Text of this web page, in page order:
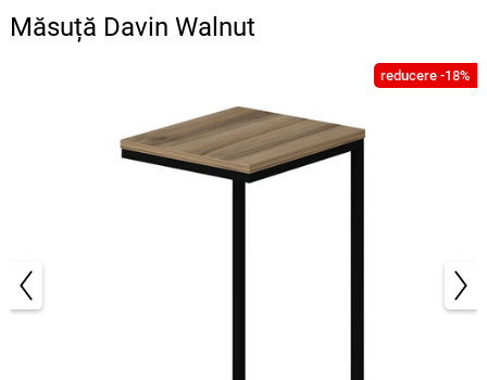
Măsuță Davin Walnut
reducere -18%